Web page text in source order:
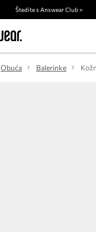
Štedite s Answear Club >
Obuća Balerinke